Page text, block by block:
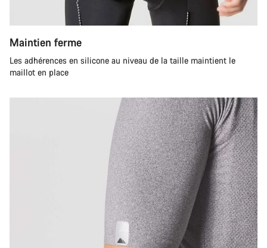
Maintien ferme
Les adhérences en silicone au niveau de la taille maintient le
maillot en place